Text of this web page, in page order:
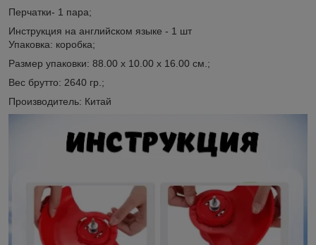
Перчатки- 1 пара;
Инструкция на английском языке - 1 шт
Упаковка: коробка;
Размер упаковки: 88.00 х 10.00 х 16.00 см.;
Вес брутто: 2640 гр.;
Производитель: Китай